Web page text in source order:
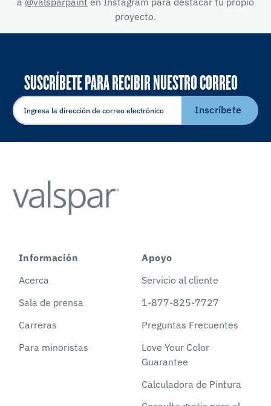
proyecto.
SUSCRÍBETE PARA RECIBIR NUESTRO CORREO
ELECTRÓNICO
Inscríbete
Información
Acerca
Sala de prensa
Carreras
Para minoristas
Apoyo
Servicio al cliente
1-877-825-7727
Preguntas Frecuentes
Love Your Color
Guarantee
Calculadora de Pintura